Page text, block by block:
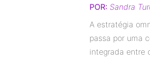
POR: Sandra
A estratégia
passa por uma
integrada entre